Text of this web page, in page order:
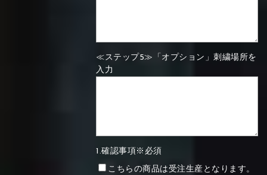
≪ステップ5≫「オプション」刺繍場所を
入力
1.確認事項※必須
こちらの商品は受注生産となります。